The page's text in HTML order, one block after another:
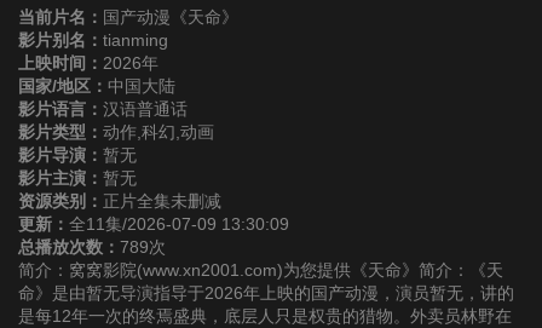
第10集
当前片名： 国产动漫《天命》
影片别名： tianming
上映时间： 2026年
国家/地区： 中国大陆
影片语言： 汉语普通话
影片类型： 动作,科幻,动画
影片导演： 暂无
影片主演： 暂无
资源类别： 正片全集未删减
更新： 全11集/2026-07-09 13:30:09
总播放次数： 789次
简介：窝窝影院(www.xn2001.com)为您提供《天命》简介：《天
命》是由暂无导演指导于2026年上映的国产动漫，演员暂无，讲的
是每12年一次的终焉盛典，底层人只是权贵的猎物。外卖员林野在